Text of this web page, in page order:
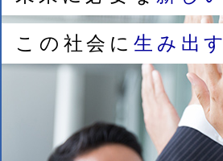
この社会に 生み出す